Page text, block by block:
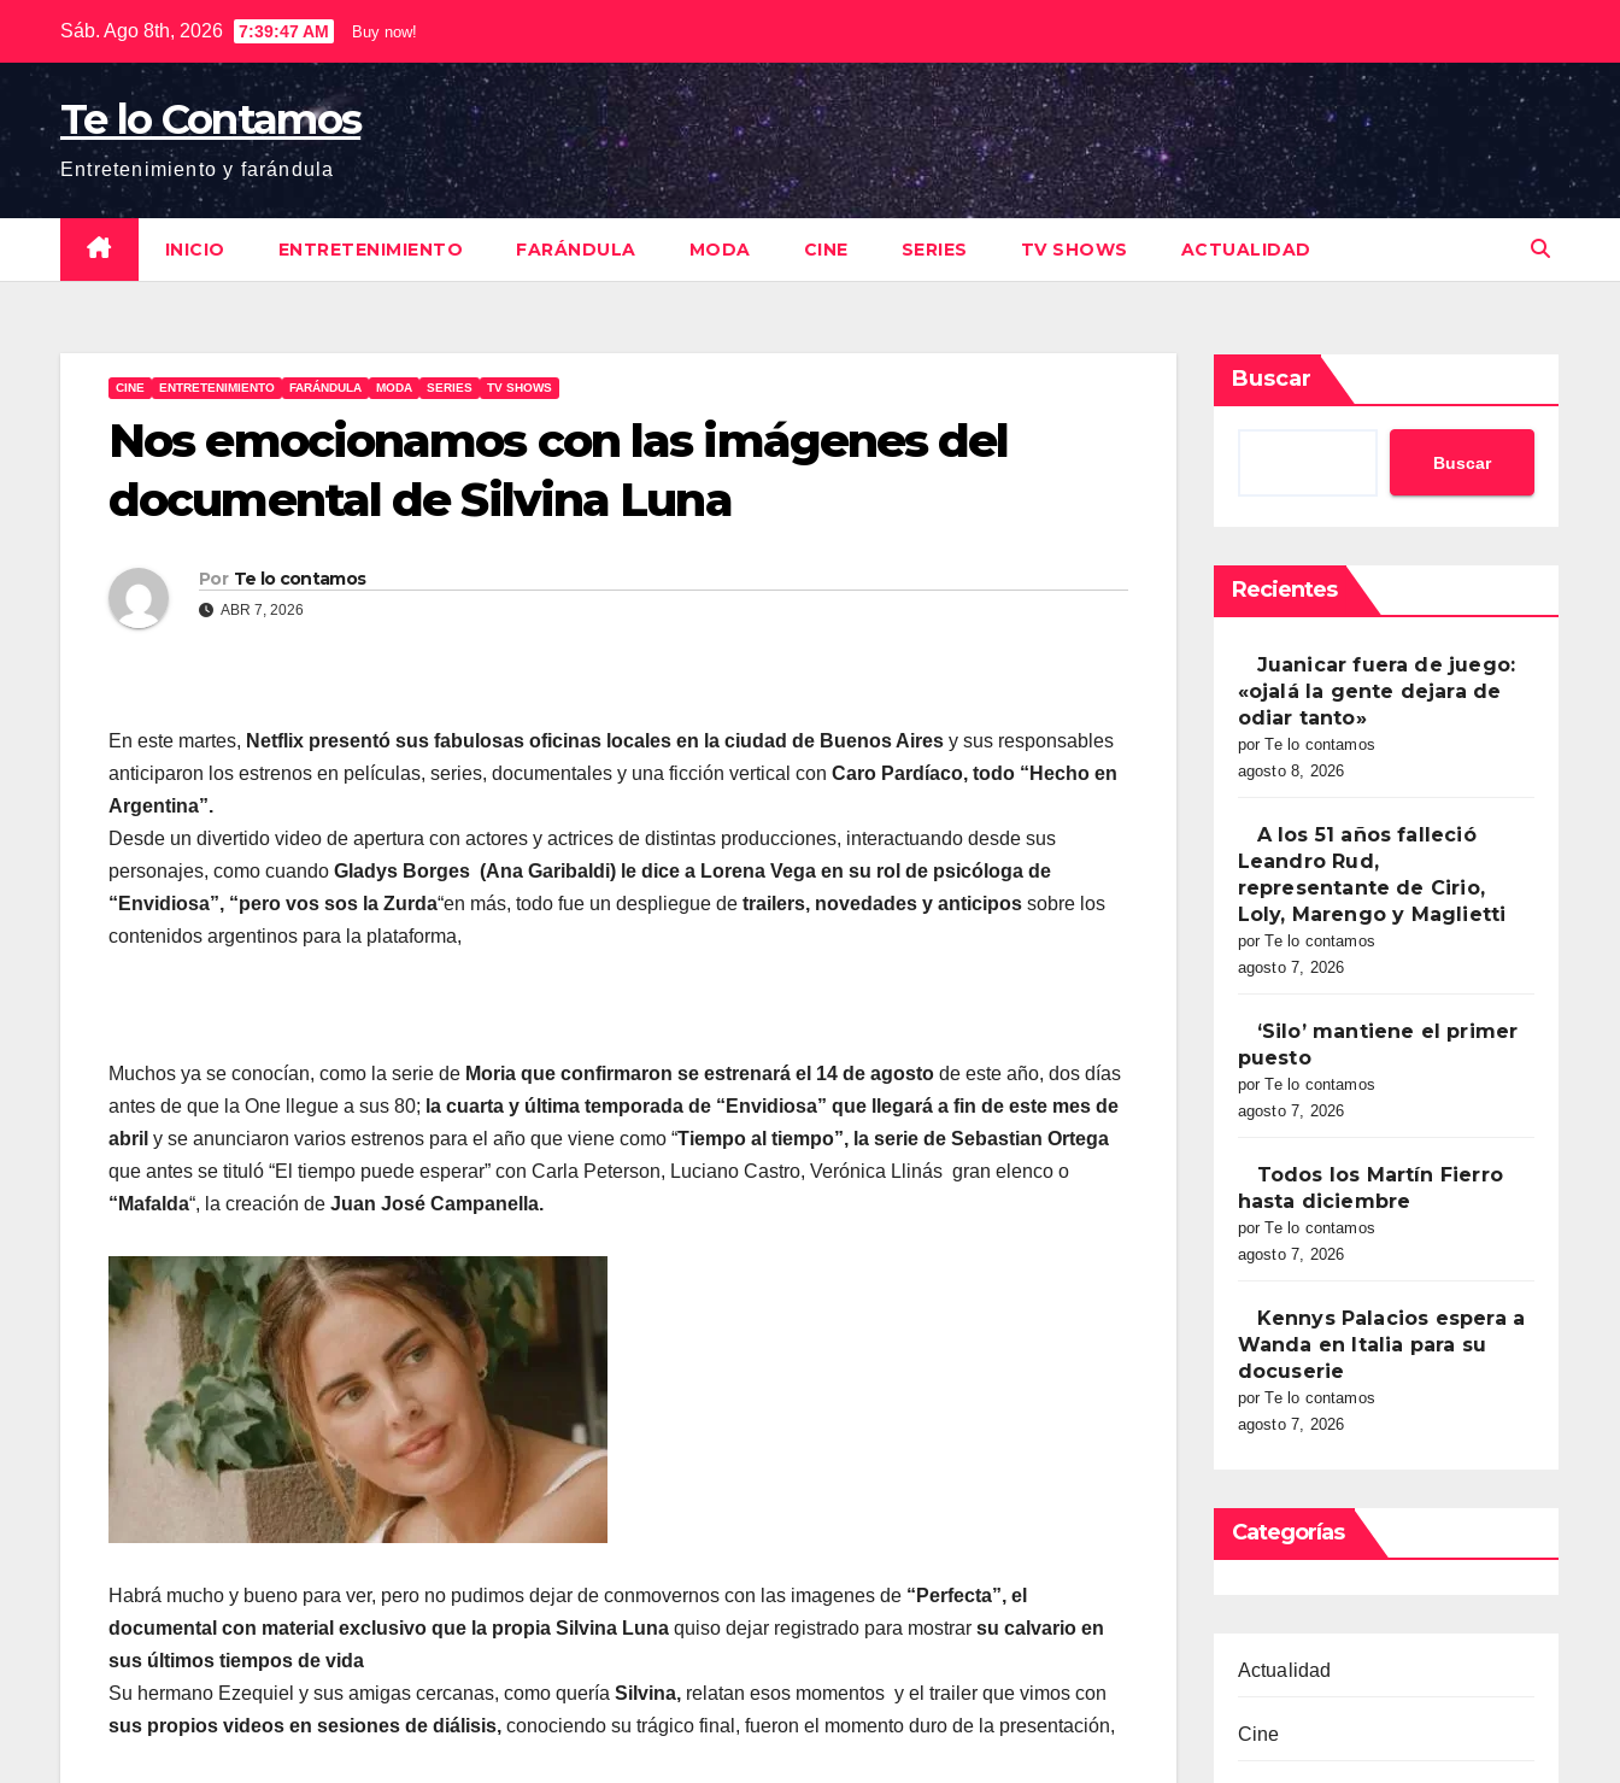
Sáb. Ago 8th, 2026 7:39:48 AM Buy now!
Te lo Contamos
Entretenimiento y farándula
INICIO ENTRETENIMIENTO FARÁNDULA MODA CINE SERIES TV SHOWS ACTUALIDAD
CINE ENTRETENIMIENTO FARÁNDULA MODA SERIES TV SHOWS
Nos emocionamos con las imágenes del
documental de Silvina Luna
Por Te lo contamos
ABR 7, 2026
En este martes, Netflix presentó sus fabulosas oficinas locales en la ciudad de Buenos Aires y sus responsables
anticiparon los estrenos en películas, series, documentales y una ficción vertical con Caro Pardíaco, todo “Hecho en
Argentina”.
Desde un divertido video de apertura con actores y actrices de distintas producciones, interactuando desde sus
personajes, como cuando Gladys Borges (Ana Garibaldi) le dice a Lorena Vega en su rol de psicóloga de
“Envidiosa”, “pero vos sos la Zurda“en más, todo fue un despliegue de trailers, novedades y anticipos sobre los
contenidos argentinos para la plataforma,
Muchos ya se conocían, como la serie de Moria que confirmaron se estrenará el 14 de agosto de este año, dos días
antes de que la One llegue a sus 80; la cuarta y última temporada de “Envidiosa” que llegará a fin de este mes de
abril y se anunciaron varios estrenos para el año que viene como “Tiempo al tiempo”, la serie de Sebastian Ortega
que antes se tituló “El tiempo puede esperar” con Carla Peterson, Luciano Castro, Verónica Llinás gran elenco o
“Mafalda“, la creación de Juan José Campanella.
Habrá mucho y bueno para ver, pero no pudimos dejar de conmovernos con las imagenes de “Perfecta”, el
documental con material exclusivo que la propia Silvina Luna quiso dejar registrado para mostrar su calvario en
sus últimos tiempos de vida
Su hermano Ezequiel y sus amigas cercanas, como quería Silvina, relatan esos momentos y el trailer que vimos con
sus propios videos en sesiones de diálisis, conociendo su trágico final, fueron el momento duro de la presentación,
Buscar
Buscar
Recientes
Juanicar fuera de juego:
«ojalá la gente dejara de
odiar tanto»
por Te lo contamos
agosto 8, 2026
A los 51 años falleció
Leandro Rud,
representante de Cirio,
Loly, Marengo y Maglietti
por Te lo contamos
agosto 7, 2026
‘Silo’ mantiene el primer
puesto
por Te lo contamos
agosto 7, 2026
Todos los Martín Fierro
hasta diciembre
por Te lo contamos
agosto 7, 2026
Kennys Palacios espera a
Wanda en Italia para su
docuserie
por Te lo contamos
agosto 7, 2026
Categorías
Actualidad
Cine